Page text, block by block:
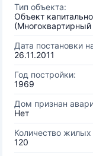
Тип объекта:
Объект
Дата постановки
26.11.2011
Год постройки:
1969
Дом признан
Нет
Количество
120